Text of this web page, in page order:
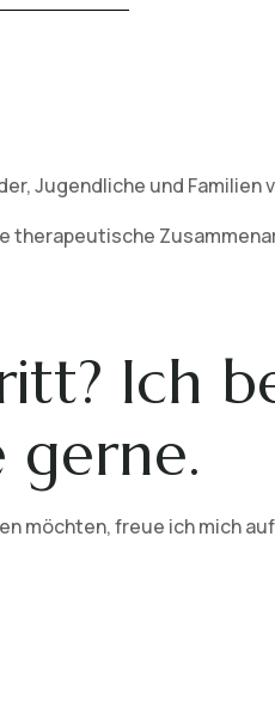
Jugendliche und Familien
therapeutische
Ich
gerne.
möchten, freue ich mich